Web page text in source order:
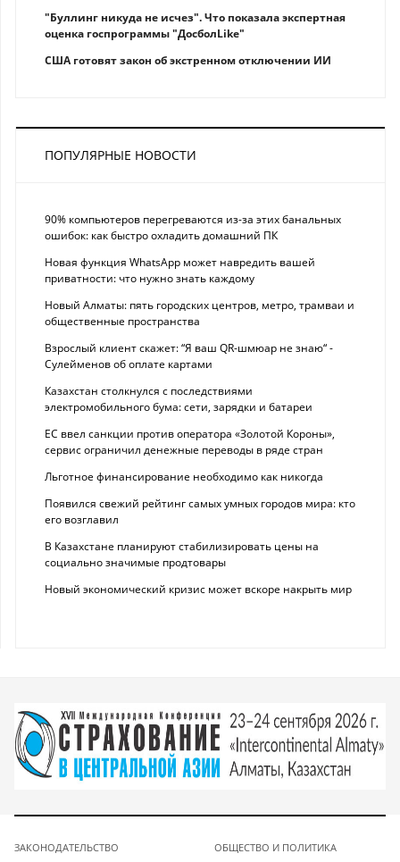
"Буллинг никуда не исчез". Что показала экспертная
оценка госпрограммы "ДосболLike"
США готовят закон об экстренном отключении ИИ
ПОПУЛЯРНЫЕ НОВОСТИ
90% компьютеров перегреваются из-за этих банальных
ошибок: как быстро охладить домашний ПК
Новая функция WhatsApp может навредить вашей
приватности: что нужно знать каждому
Новый Алматы: пять городских центров, метро, трамваи и
общественные пространства
Взрослый клиент скажет: “Я ваш QR-шмюар не знаю“ -
Сулейменов об оплате картами
Казахстан столкнулся с последствиями
электромобильного бума: сети, зарядки и батареи
ЕС ввел санкции против оператора «Золотой Короны»,
сервис ограничил денежные переводы в ряде стран
Льготное финансирование необходимо как никогда
Появился свежий рейтинг самых умных городов мира: кто
его возглавил
В Казахстане планируют стабилизировать цены на
социально значимые продтовары
Новый экономический кризис может вскоре накрыть мир
ЗАКОНОДАТЕЛЬСТВО
ОБЩЕСТВО И ПОЛИТИКА